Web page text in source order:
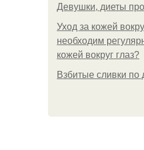
Девушки, диеты
Уход за кожей
необходим
кожей вокруг глаз?
Взбитые сливки по